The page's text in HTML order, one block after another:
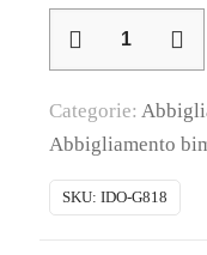
ragazzino
estivo
in
Categorie:
Abbigliamento
SKU: IDO-G818